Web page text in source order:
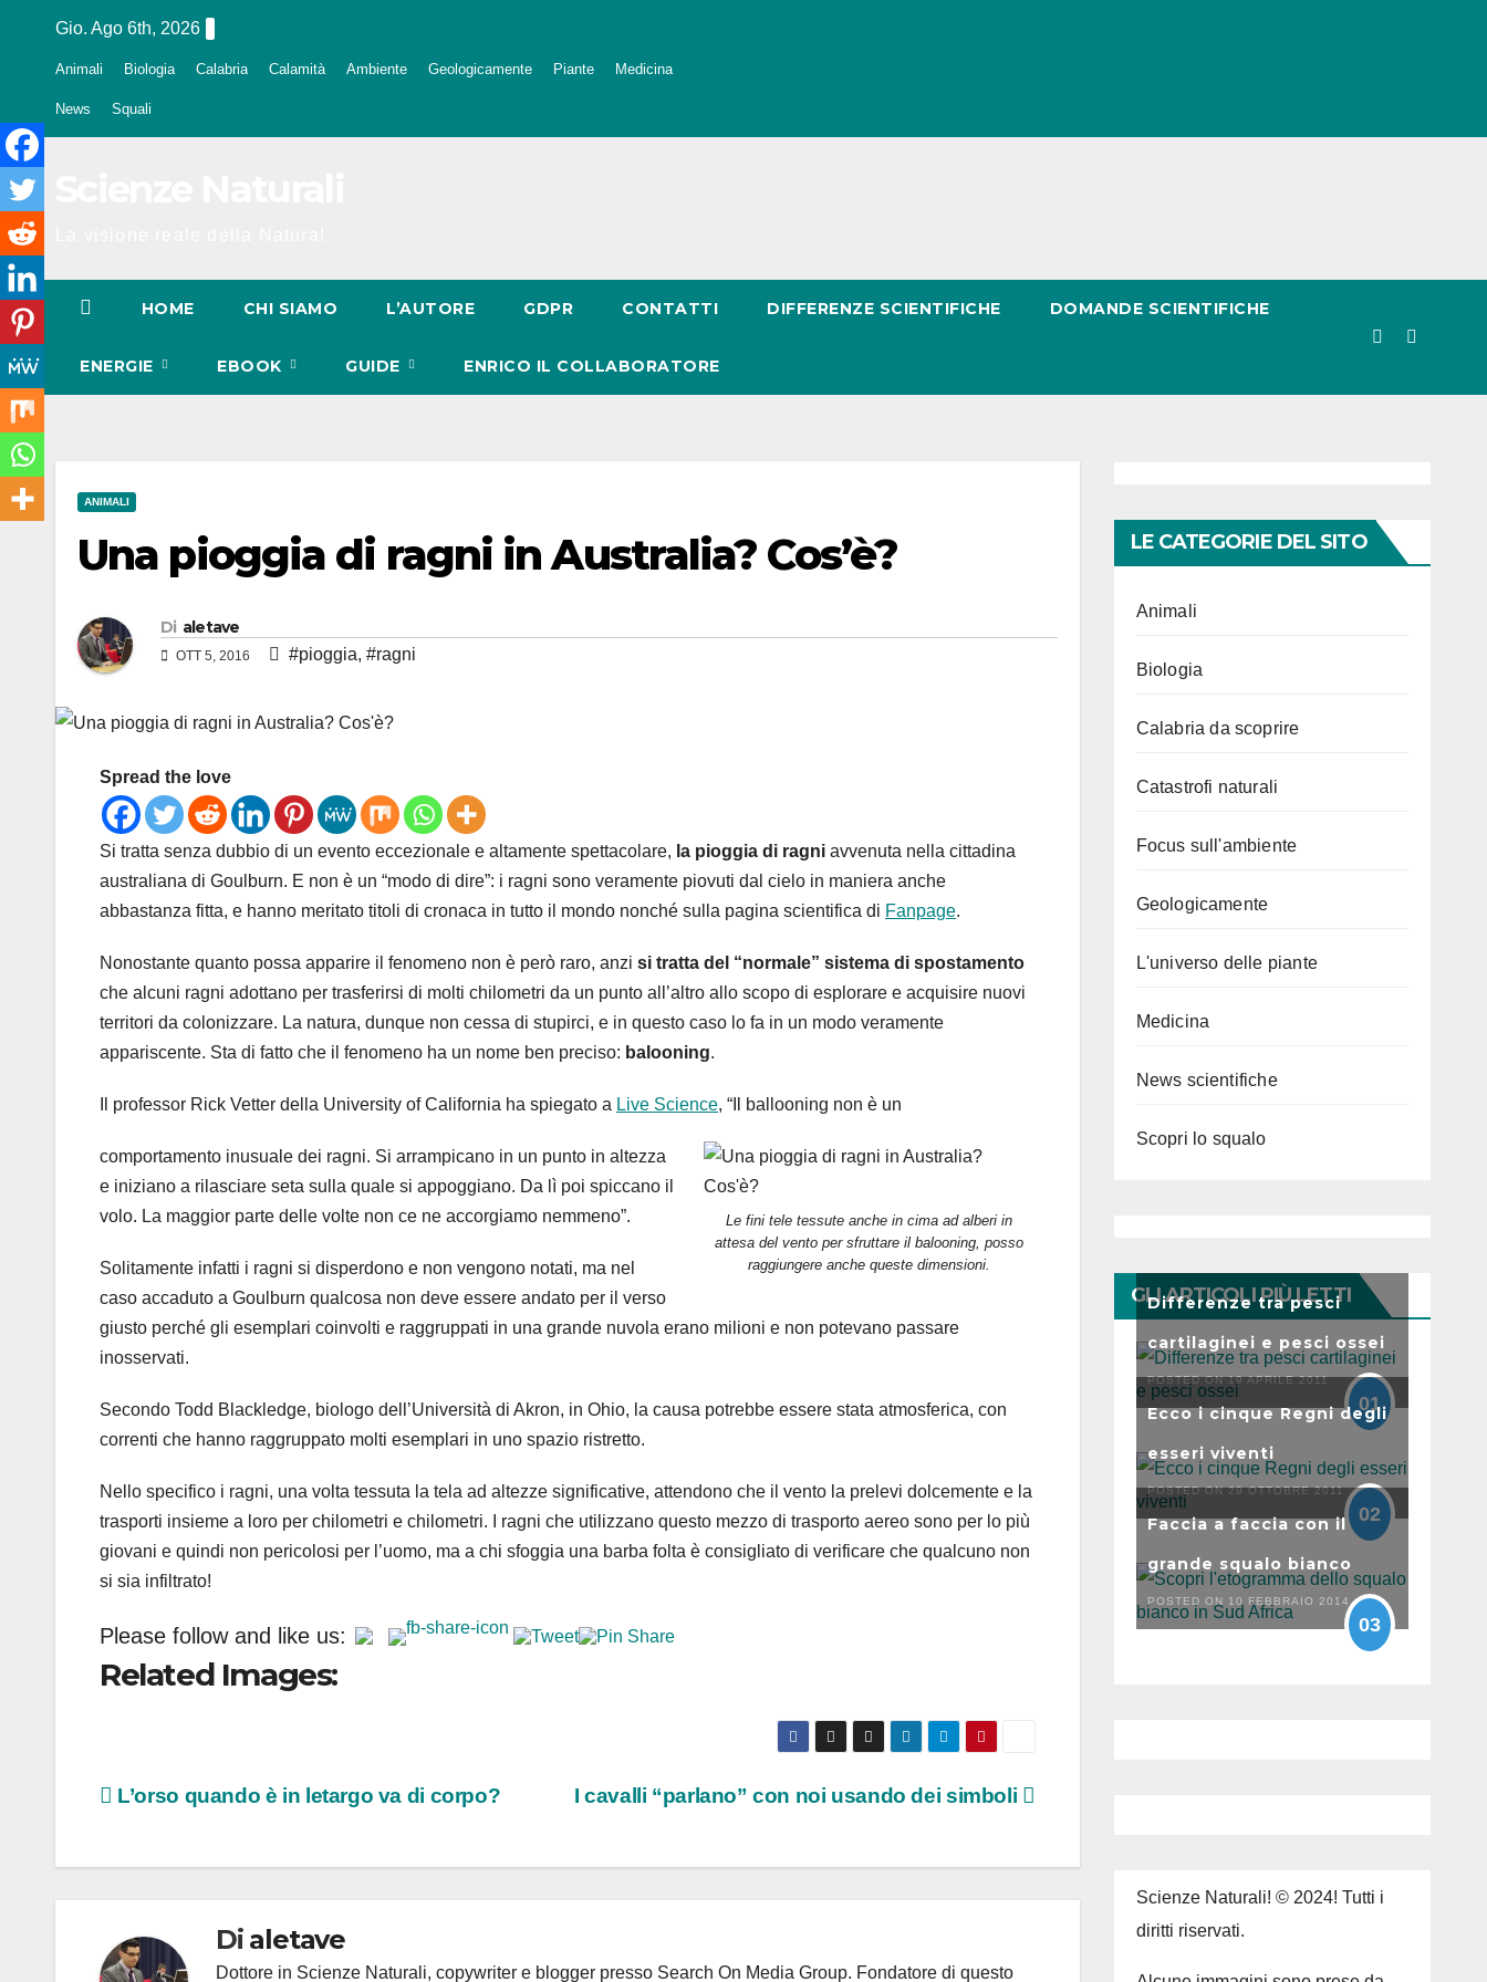
Gio. Ago 6th, 2026
Animali Biologia Calabria Calamità Ambiente Geologicamente Piante Medicina
News Squali
HOME CHI SIAMO L’AUTORE GDPR CONTATTI DIFFERENZE SCIENTIFICHE DOMANDE SCIENTIFICHE
ENERGIE EBOOK GUIDE ENRICO IL COLLABORATORE
ANIMALI
Una pioggia di ragni in Australia? Cos’è?
Di aletave
OTT 5, 2016 #pioggia, #ragni
Spread the love
Si tratta senza dubbio di un evento eccezionale e altamente spettacolare, la pioggia di ragni avvenuta nella cittadina
australiana di Goulburn. E non è un “modo di dire”: i ragni sono veramente piovuti dal cielo in maniera anche
abbastanza fitta, e hanno meritato titoli di cronaca in tutto il mondo nonché sulla pagina scientifica di Fanpage.
Nonostante quanto possa apparire il fenomeno non è però raro, anzi si tratta del “normale” sistema di spostamento
che alcuni ragni adottano per trasferirsi di molti chilometri da un punto all’altro allo scopo di esplorare e acquisire nuovi
territori da colonizzare. La natura, dunque non cessa di stupirci, e in questo caso lo fa in un modo veramente
appariscente. Sta di fatto che il fenomeno ha un nome ben preciso: balooning.
Il professor Rick Vetter della University of California ha spiegato a Live Science, “Il ballooning non è un
Le fini tele tessute anche in cima ad alberi in
attesa del vento per sfruttare il balooning, posso
raggiungere anche queste dimensioni.
comportamento inusuale dei ragni. Si arrampicano in un punto in altezza
e iniziano a rilasciare seta sulla quale si appoggiano. Da lì poi spiccano il
volo. La maggior parte delle volte non ce ne accorgiamo nemmeno”.
Solitamente infatti i ragni si disperdono e non vengono notati, ma nel
caso accaduto a Goulburn qualcosa non deve essere andato per il verso
giusto perché gli esemplari coinvolti e raggruppati in una grande nuvola erano milioni e non potevano passare
inosservati.
Secondo Todd Blackledge, biologo dell’Università di Akron, in Ohio, la causa potrebbe essere stata atmosferica, con
correnti che hanno raggruppato molti esemplari in uno spazio ristretto.
Nello specifico i ragni, una volta tessuta la tela ad altezze significative, attendono che il vento la prelevi dolcemente e la
trasporti insieme a loro per chilometri e chilometri. I ragni che utilizzano questo mezzo di trasporto aereo sono per lo più
giovani e quindi non pericolosi per l’uomo, ma a chi sfoggia una barba folta è consigliato di verificare che qualcuno non
si sia infiltrato!
Please follow and like us:
Related Images:
Navigazione
I cavalli “parlano” con noi usando dei simboli
L’orso quando è in letargo va di corpo?
Di aletave
Dottore in Scienze Naturali, copywriter e blogger presso Search On Media Group. Fondatore di questo
LE CATEGORIE DEL SITO
Animali
Biologia
Calabria da scoprire
Catastrofi naturali
Focus sull'ambiente
Geologicamente
L'universo delle piante
Medicina
News scientifiche
Scopri lo squalo
GLI ARTICOLI PIÙ LETTI
Differenze tra pesci
cartilaginei e pesci ossei
POSTED ON 19 APRILE 2011
01
Ecco i cinque Regni degli
esseri viventi
POSTED ON 29 OTTOBRE 2011
02
Faccia a faccia con il
grande squalo bianco
POSTED ON 10 FEBBRAIO 2014
03
Scienze Naturali! © 2024! Tutti i
diritti riservati.